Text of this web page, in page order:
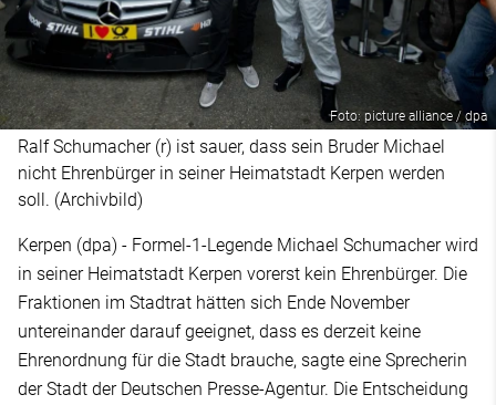
Foto: picture alliance / dpa
Ralf Schumacher (r) ist sauer, dass sein Bruder Michael
nicht Ehrenbürger in seiner Heimatstadt Kerpen werden
soll. (Archivbild)
Kerpen (dpa) - Formel-1-Legende Michael Schumacher wird
in seiner Heimatstadt Kerpen vorerst kein Ehrenbürger. Die
Fraktionen im Stadtrat hätten sich Ende November
untereinander darauf geeignet, dass es derzeit keine
Ehrenordnung für die Stadt brauche, sagte eine Sprecherin
der Stadt der Deutschen Presse-Agentur. Die Entscheidung